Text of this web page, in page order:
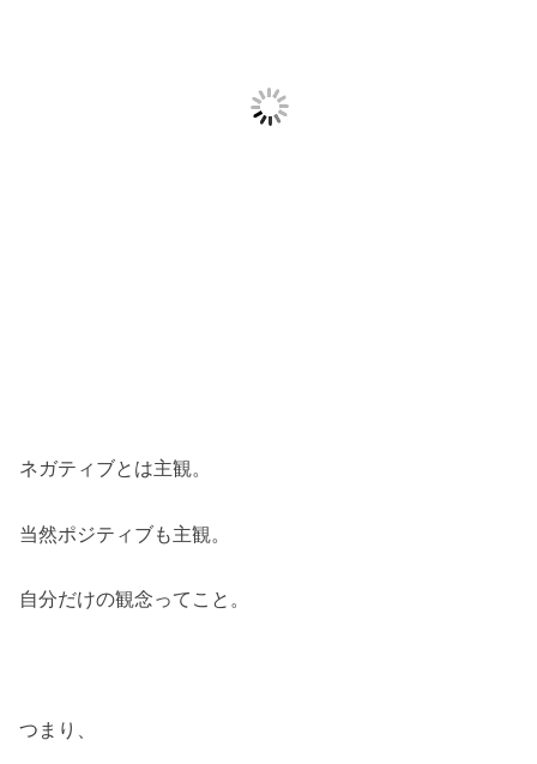
ネガティブとは主観。
当然ポジティブも主観。
自分だけの観念ってこと。
つまり、